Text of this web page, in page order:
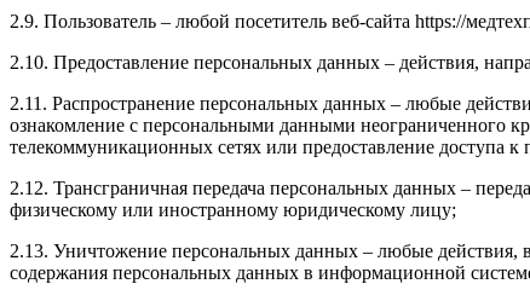
2.9. Пользователь – любой посетитель веб-сайта https://
2.10. Предоставление персональных данных – действия,
2.11. Распространение персональных данных – любые
ознакомление с персональными данными неограниченного
телекоммуникационных сетях или предоставление
2.12. Трансграничная передача персональных данных –
физическому или иностранному юридическому лицу;
2.13. Уничтожение персональных данных – любые действия,
содержания персональных данных в информационной